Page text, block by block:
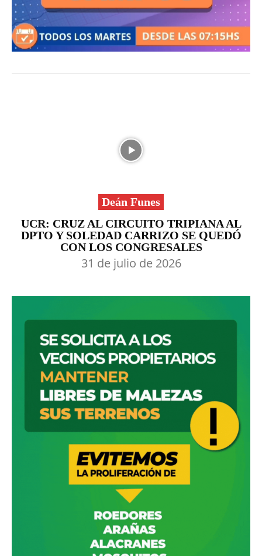
Deán Funes
UCR: CRUZ AL CIRCUITO TRIPIANA AL
DPTO Y SOLEDAD CARRIZO SE QUEDÓ
CON LOS CONGRESALES
31 de julio de 2026